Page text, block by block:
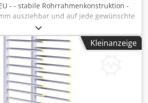
- - stabile Rohrrahmenkonstruktion -
ausziehbar und auf jede gewünschte
17 Ablagen auf beiden Seiten möglich -
Tragkraft 400 kg - Auflagerohre
Daten: Auflagerohrlänge: 650 mm -
mm Lichtes Zwischenmaß der Rohre:
- 2000 mm Tiefe: 870 - 1180 mm
Höhe: 1855 mm Art.-Nr. 13-
Kleinanzeige